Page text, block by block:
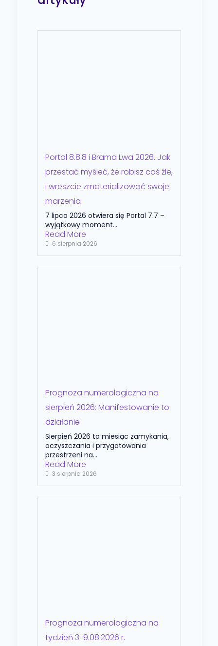
Portal 8.8.8 i Brama Lwa 2026. Jak
przestać myśleć, że robisz coś źle,
i wreszcie zmaterializować swoje
marzenia
7 lipca 2026 otwiera się Portal 7.7 –
wyjątkowy moment...
Read More
6 sierpnia 2026
Prognoza numerologiczna na
sierpień 2026: Manifestowanie to
działanie
Sierpień 2026 to miesiąc zamykania,
oczyszczania i przygotowania
przestrzeni na...
Read More
3 sierpnia 2026
Prognoza numerologiczna na
tydzień 3-9.08.2026 r.